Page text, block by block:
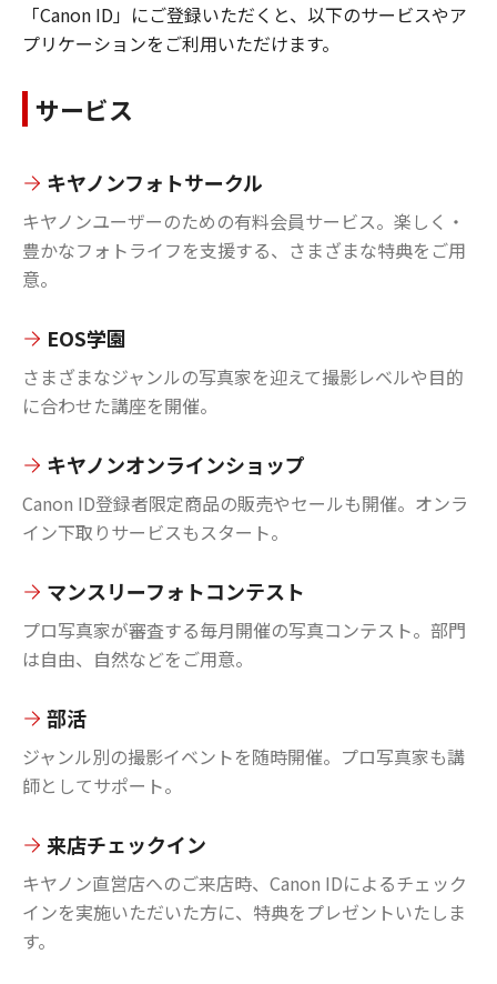
「Canon ID」にご登録いただくと、以下のサービスやア
プリケーションをご利用いただけます。
サービス
キヤノンフォトサークル
キヤノンユーザーのための有料会員サービス。楽しく・
豊かなフォトライフを支援する、さまざまな特典をご用
意。
EOS学園
さまざまなジャンルの写真家を迎えて撮影レベルや目的
に合わせた講座を開催。
キヤノンオンラインショップ
Canon ID登録者限定商品の販売やセールも開催。オンラ
イン下取りサービスもスタート。
マンスリーフォトコンテスト
プロ写真家が審査する毎月開催の写真コンテスト。部門
は自由、自然などをご用意。
部活
ジャンル別の撮影イベントを随時開催。プロ写真家も講
師としてサポート。
来店チェックイン
キヤノン直営店へのご来店時、Canon IDによるチェック
インを実施いただいた方に、特典をプレゼントいたしま
す。